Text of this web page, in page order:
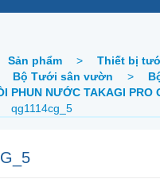
Sản phẩm >
Thiết bị
Bộ Tưới sân vườn >
PHUN NƯỚC TAKAGI PRO
qg1114cg_5